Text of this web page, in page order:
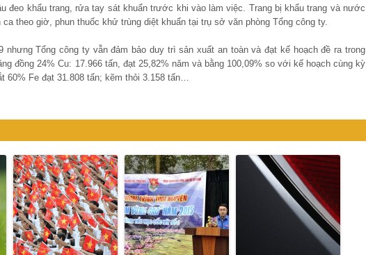
đeo khẩu trang, rửa tay sát khuẩn trước khi vào làm việc. Trang bị khẩu trang và nước
theo giờ, phun thuốc khử trùng diệt khuẩn tại trụ sở văn phòng Tổng công ty.
nhưng Tổng công ty vẫn đảm bảo duy trì sản xuất an toàn và đạt kế hoạch đề ra trong
đồng 24% Cu: 17.966 tấn, đạt 25,82% năm và bằng 100,09% so với kế hoạch cùng kỳ
60% Fe đạt 31.808 tấn; kẽm thỏi 3.158 tấn…